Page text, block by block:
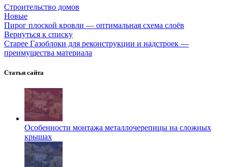
Строительство домов
Новые
Пирог плоской кровли — оптимальная схема слоёв
Вернуться к списку
Старее Газоблоки для реконструкции и надстроек —
преимущества материала
Статьи сайта
Особенности монтажа металлочерепицы на сложных
крышах